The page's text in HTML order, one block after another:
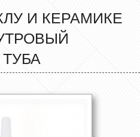
И КЕРАМИКЕ
ТУБА